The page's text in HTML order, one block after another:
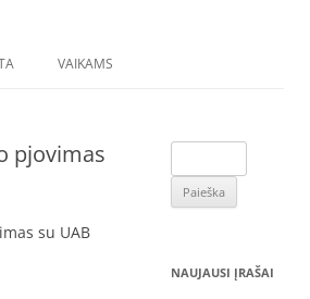
VAIKAMS
pjovimas
su UAB
NAUJAUSI ĮRAŠAI